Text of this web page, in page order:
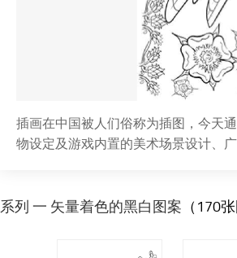
插画在中国被人们俗称为插图，今天
物设定及游戏内置的美术场景设计、
系列 一 矢量着色的黑白图案 （170